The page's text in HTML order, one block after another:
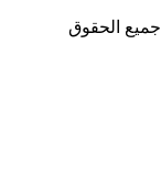
الحقوق